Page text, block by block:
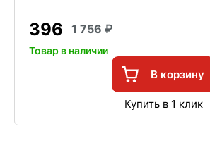
396 1 756
Товар в наличии
В корзину
Купить в 1 клик